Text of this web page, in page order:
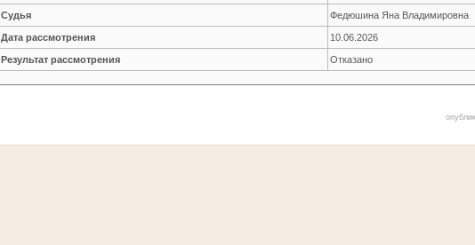
Судья Федюшина Яна Владимировна
Дата рассмотрения 10.06.2026
Результат рассмотрения Отказано